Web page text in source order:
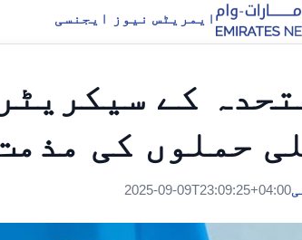
ایمریٹس نیوز ایجنسی
کے
حملوں کی
2025-09-09T23:09:25+04:00